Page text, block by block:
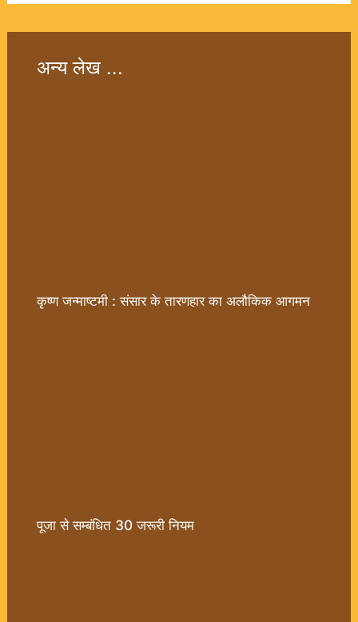
अन्य लेख ...
कृष्ण जन्माष्टमी : संसार के तारणहार का अलौकिक आगमन
पूजा से सम्बंधित 30 जरूरी नियम